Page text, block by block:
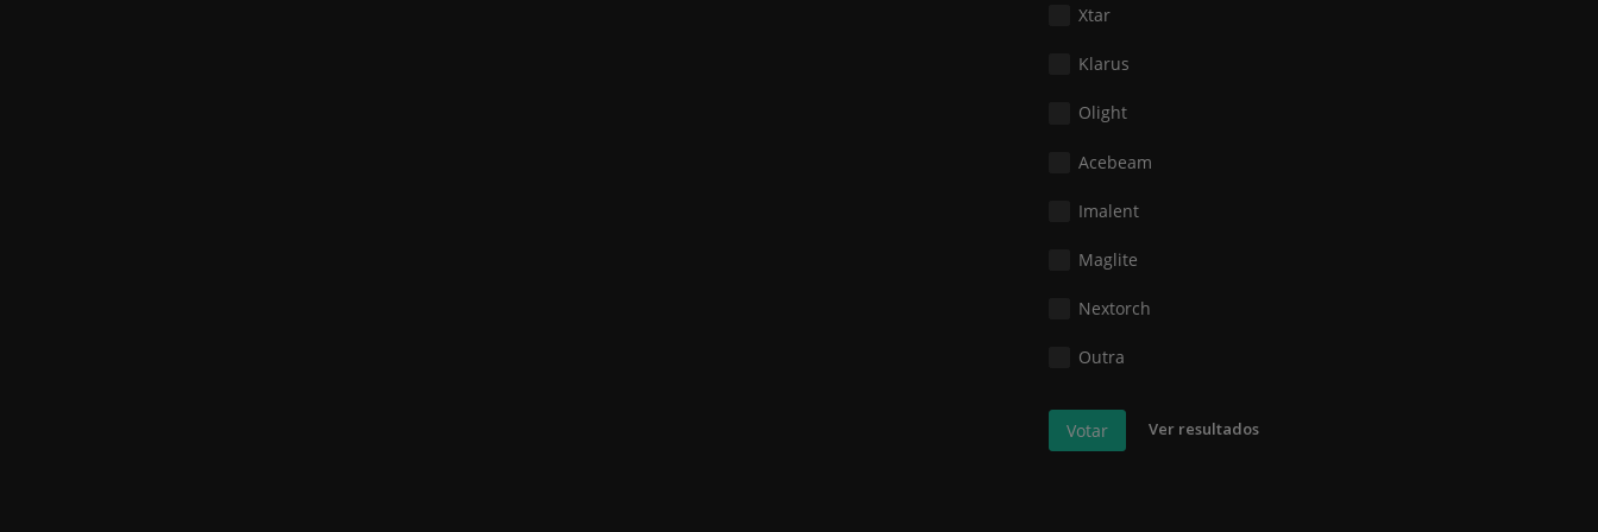
Xtar
Klarus
Olight
Acebeam
Imalent
Maglite
Nextorch
Outra
Votar Ver resultados